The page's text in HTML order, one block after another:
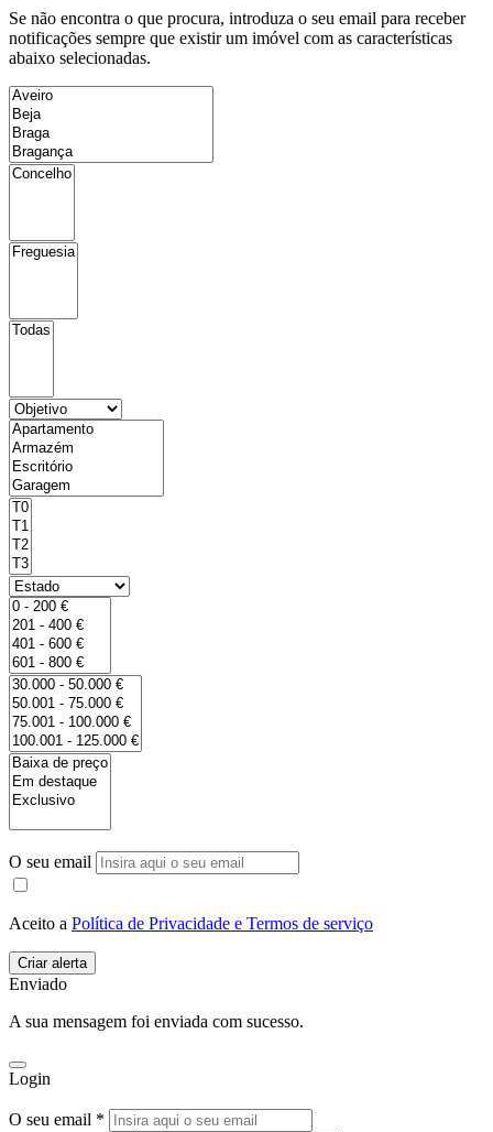
Se não encontra o que procura, introduza o seu email para receber
notificações sempre que existir um imóvel com as características
abaixo selecionadas.
O seu email
Aceito a Política de Privacidade e Termos de serviço
Enviado
A sua mensagem foi enviada com sucesso.
Login
O seu email *